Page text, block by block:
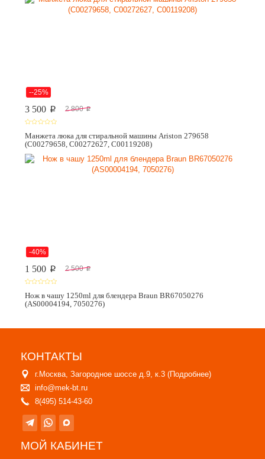
--25%
3 500 p 2 800 p
Манжета люка для стиральной машины Ariston 279658
(C00279658, C00272627, C00119208)
-40%
1 500 p 2 500 p
Нож в чашу 1250ml для блендера Braun BR67050276
(AS00004194, 7050276)
КОНТАКТЫ
г.Москва, Загородное шоссе д.9, к.3 (Подробнее)
info@mek-bt.ru
8(495) 514-43-60
МОЙ КАБИНЕТ